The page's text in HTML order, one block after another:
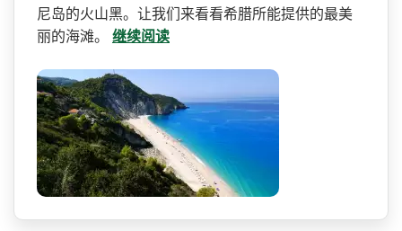
尼岛的火山黑。让我们来看看希腊所能提供的最­美
丽的海滩。 继续阅读